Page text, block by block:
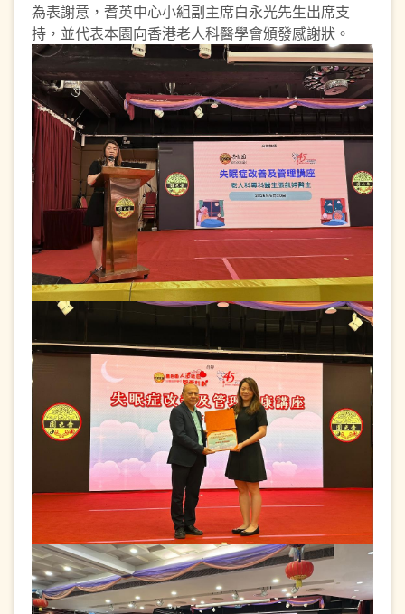
為表謝意，耆英中心小組副主席白永光先生出席支
持，並代表本園向香港老人科醫學會頒發感謝狀。